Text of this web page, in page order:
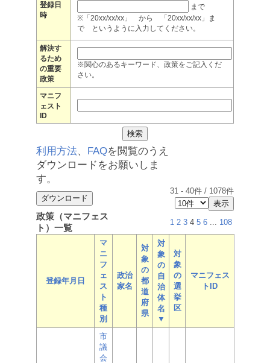
登録日
時
まで
※「20xx/xx/xx」 から 「20xx/xx/xx」ま
で というように入力してください。
解決す
るため
の重要
政策
※関心のあるキーワード、政策をご記入くだ
さい。
マニフ
ェスト
ID
利用方法、 FAQを閲覧のうえ
ダウンロードをお願いしま
す。
31 - 40件 / 1078件
政策（マニフェス
ト）一覧
1 2 3 4 5 6 ... 108
登録年月日
マ
ニ
フ
ェ
ス
ト
種
別
政治
家名
対
象
の
都
道
府
県
対
象
の
自
治
体
名
▼
対
象
の
選
挙
区
マニフェス
トID
市
議
会